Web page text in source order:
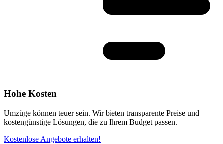
Hohe Kosten
Umzüge können teuer sein. Wir bieten transparente Preise und
kostengünstige Lösungen, die zu Ihrem Budget passen.
Kostenlose Angebote erhalten!